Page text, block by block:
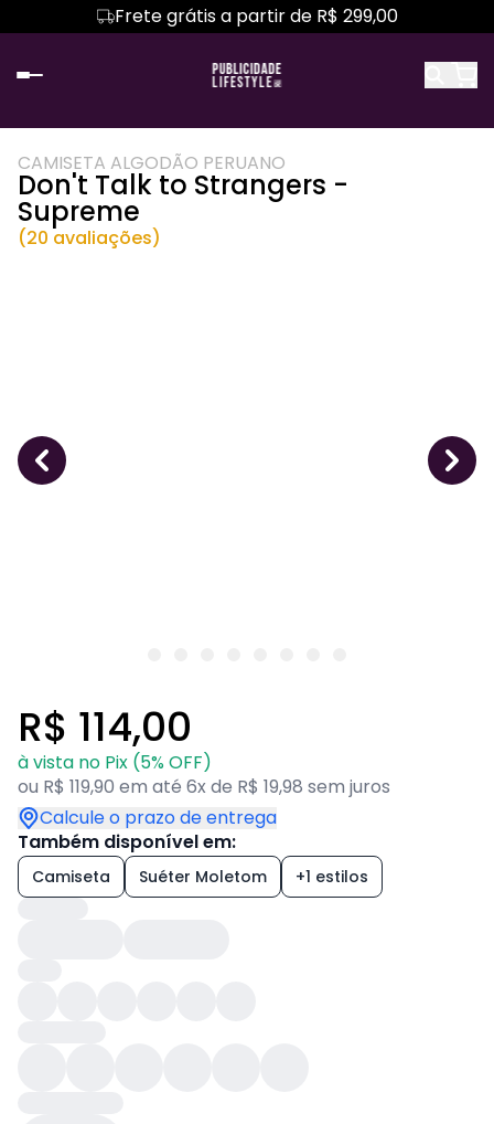
Frete grátis a partir de R$ 299,00
CAMISETA ALGODÃO PERUANO
Don't Talk to Strangers -
Supreme
(20 avaliações)
R$ 114,00
à vista no Pix (5% OFF)
ou R$ 119,90 em até 6x de R$ 19,98 sem juros
Calcule o prazo de entrega
Também disponível em:
Camiseta Suéter Moletom +1 estilos